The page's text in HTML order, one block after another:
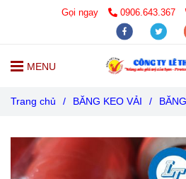
Gọi ngay 0906.643.367
MENU
Trang chủ / BĂNG KEO VẢI /